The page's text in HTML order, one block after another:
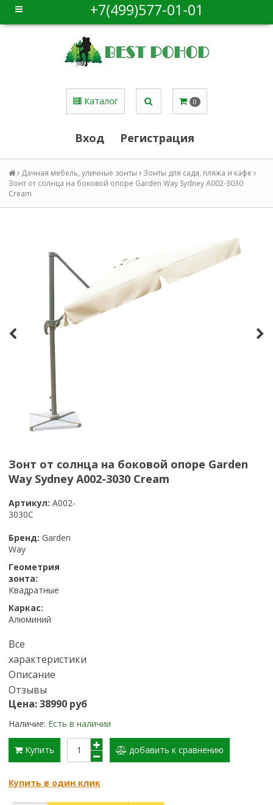
+7(499)577-01-01
Каталог 0
Вход Регистрация
Дачная мебель, уличные зонты
Зонты для сада, пляжа и кафе
Зонт от солнца на боковой опоре Garden Way Sydney А002-3030
Cream
Зонт от солнца на боковой опоре Garden
Way Sydney А002-3030 Cream
Артикул: А002-
3030C
Бренд: Garden
Way
Геометрия
зонта:
Квадратные
Каркас:
Алюминий
Все
характеристики
Описание
Отзывы
Цена: 38990 руб
Наличие: Есть в наличии
Купить добавить к сравнению
Купить в один клик